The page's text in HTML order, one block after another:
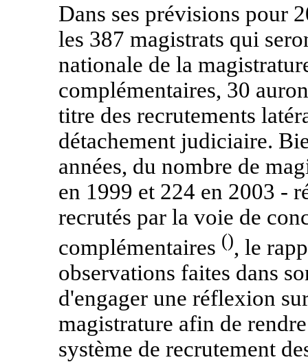
Dans ses prévisions pour
les 387 magistrats qui
nationale de la
complémentaires, 30
titre des recrutements
détachement judiciaire.
années, du nombre de
en 1999 et 224 en 2003 -
recrutés par la voie de
complémentaires (), le
observations faites dans
d'engager une réflexion
magistrature afin de
système de recrutement